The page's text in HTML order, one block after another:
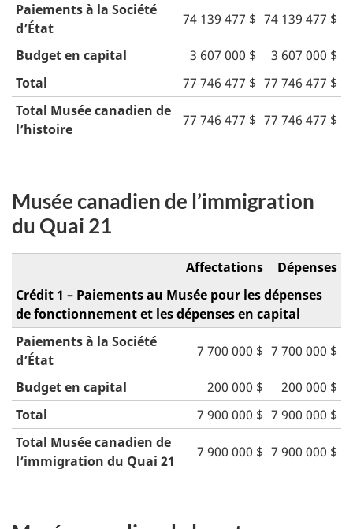
Paiements à la Société
d’État
74 139 477 $ 74 139 477 $
Budget en capital 3 607 000 $
3 607 000 $
Total
77 746 477 $ 77 746 477 $
Total Musée canadien de
l’histoire
77 746 477 $ 77 746 477 $
Musée canadien de l’immigration
du Quai 21
Affectations
Dépenses
Crédit 1 – Paiements au Musée pour les dépenses
de fonctionnement et les dépenses en capital
Paiements à la Société
d’État
7 700 000 $ 7 700 000 $
Budget en capital 200 000 $
200 000 $
Total
7 900 000 $ 7 900 000 $
Total Musée canadien de
l’immigration du Quai 21
7 900 000 $ 7 900 000 $